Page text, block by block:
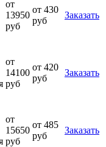
от
13950
руб
от 430
руб
Заказать
от
14100
руб
от 420
руб
Заказать
от
15650
руб
от 485
руб
Заказать